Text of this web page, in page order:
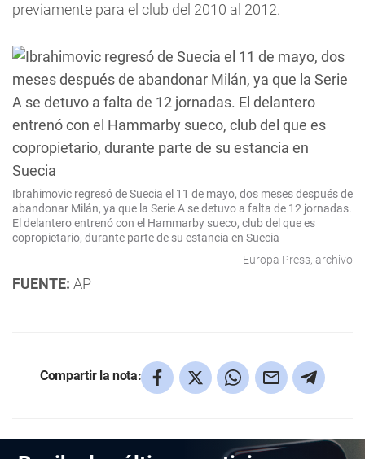
previamente para el club del 2010 al 2012.
Ibrahimovic regresó de Suecia el 11 de mayo, dos meses después de
abandonar Milán, ya que la Serie A se detuvo a falta de 12 jornadas.
El delantero entrenó con el Hammarby sueco, club del que es
copropietario, durante parte de su estancia en Suecia
Europa Press, archivo
FUENTE: AP
Compartir la nota: